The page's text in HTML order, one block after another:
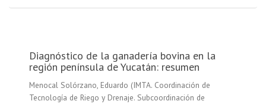
Diagnóstico de la ganadería bovina en la
región península de Yucatán: resumen
Menocal Solórzano, Eduardo (IMTA. Coordinación de
Tecnología de Riego y Drenaje. Subcoordinación de